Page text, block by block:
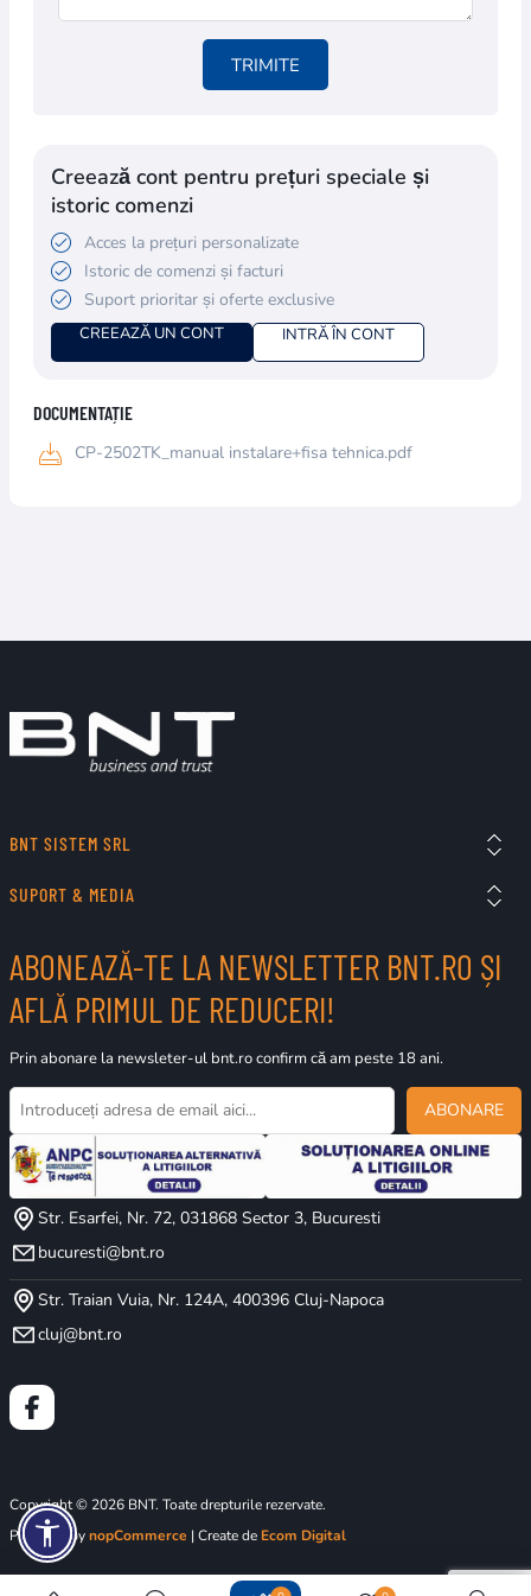
TRIMITE
Creează cont pentru prețuri speciale și
istoric comenzi
Acces la prețuri personalizate
Istoric de comenzi și facturi
Suport prioritar și oferte exclusive
CREEAZĂ UN CONT INTRĂ ÎN CONT
DOCUMENTAȚIE
CP-2502TK_manual instalare+fisa tehnica.pdf
BNT SISTEM SRL
SUPORT & MEDIA
ABONEAZĂ-TE LA NEWSLETTER BNT.RO ȘI
AFLĂ PRIMUL DE REDUCERI!
Prin abonare la newsleter-ul bnt.ro confirm că am peste 18 ani.
ABONARE
Str. Esarfei, Nr. 72, 031868 Sector 3, Bucuresti
bucuresti@bnt.ro
Str. Traian Vuia, Nr. 124A, 400396 Cluj-Napoca
cluj@bnt.ro
Copyright © 2026 BNT. Toate drepturile rezervate.
Powered bynopCommerce | Create de Ecom Digital